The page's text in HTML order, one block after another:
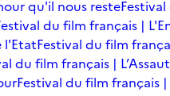
qu'il nous reste
du film français |
l'EtatFestival du film
du film français | L’Assaut
Festival du film français |